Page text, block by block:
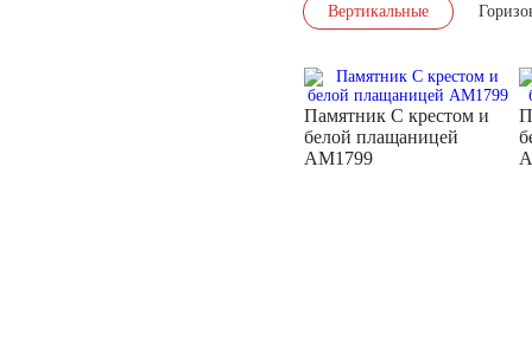
Вертикальные
Памятник С крестом и
белой плащаницей
AM1799